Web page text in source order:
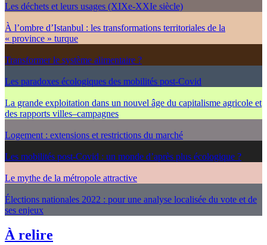
Les déchets et leurs usages (XIXe-XXIe siècle)
À l’ombre d’Istanbul : les transformations territoriales de la
« province » turque
Transformer le système alimentaire ?
Les paradoxes écologiques des mobilités post-Covid
La grande exploitation dans un nouvel âge du capitalisme agricole et
des rapports villes–campagnes
Logement : extensions et restrictions du marché
Les mobilités post-Covid : un monde d’après plus écologique ?
Le mythe de la métropole attractive
Élections nationales 2022 : pour une analyse localisée du vote et de
ses enjeux
À relire